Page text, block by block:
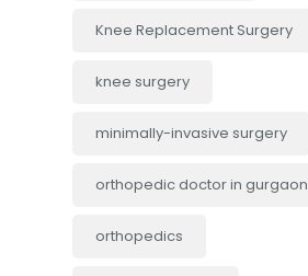
Knee Replacement Surgery
knee surgery
minimally-invasive surgery
orthopedic doctor in gurgaon
orthopedics